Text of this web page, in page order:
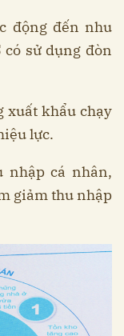
động đến nhu
sử dụng đòn
xuất khẩu chạy
lực.
nhập cá nhân,
giảm thu nhập